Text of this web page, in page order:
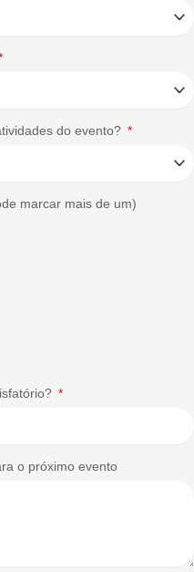
do evento?
marcar mais de um)
o próximo evento